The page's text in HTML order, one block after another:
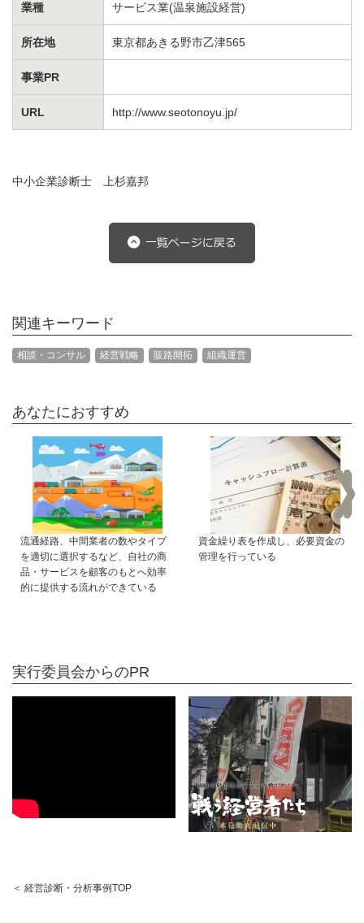
業種 サービス業(温泉施設経営)
所在地 東京都あきる野市乙津565
事業PR
URL http://www.seotonoyu.jp/
中小企業診断士 上杉嘉邦
関連キーワード
相談・コンサル 経営戦略 販路開拓 組織運営
あなたにおすすめ
流通経路、中間業者の数やタイプ
を適切に選択するなど、自社の商
品・サービスを顧客のもとへ効率
的に提供する流れができている
資金繰り表を作成し、必要資金の
管理を行っている
実行委員会からのPR
＜ 経営診断・分析事例TOP